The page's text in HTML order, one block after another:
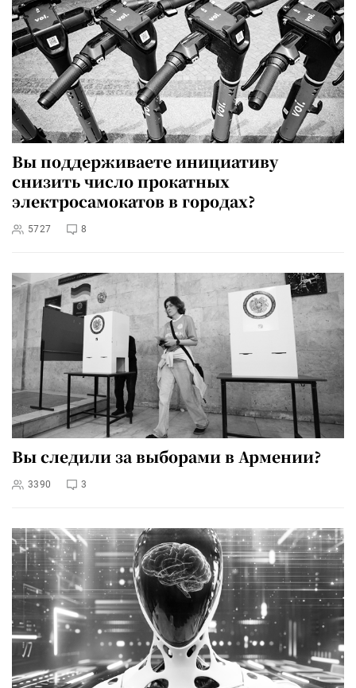
Вы поддерживаете инициативу
снизить число прокатных
электросамокатов в городах?
5727 8
Вы следили за выборами в Армении?
3390 3